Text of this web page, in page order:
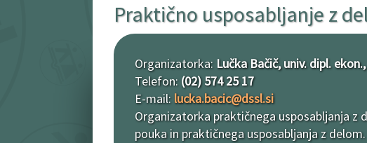
Praktično usposabljanje z
Organizatorka: Lučka Bačič, univ. dipl.
Telefon: (02) 574 25 17
E-mail: lucka.bacic@dssl.si
Organizatorka praktičnega usposabljanja
pouka in praktičnega usposabljanja z delom.